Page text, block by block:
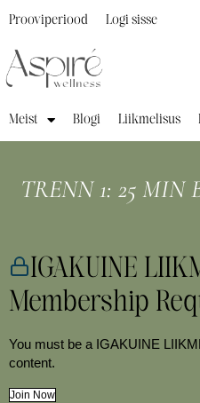
Meist Blogi Liikmelisus
Prooviperiood Logi sisse
TRENN 1: 25
IGAKUINE
Membership
You must be a IGAKUINE
content.
Join Now